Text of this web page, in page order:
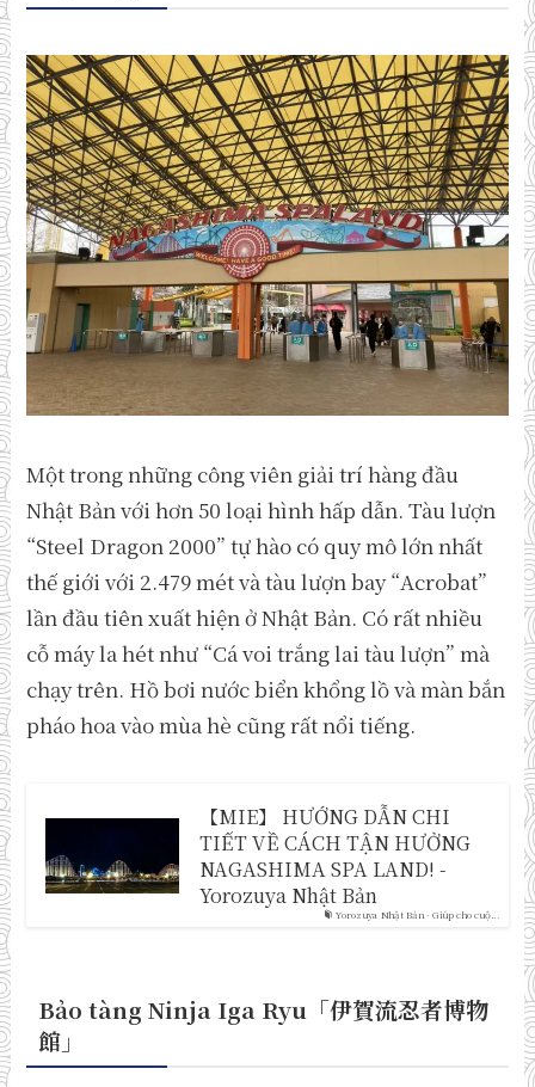
Một trong những công viên giải trí hàng đầu
Nhật Bản với hơn 50 loại hình hấp dẫn. Tàu lượn
“Steel Dragon 2000” tự hào có quy mô lớn nhất
thế giới với 2.479 mét và tàu lượn bay “Acrobat”
lần đầu tiên xuất hiện ở Nhật Bản. Có rất nhiều
cỗ máy la hét như “Cá voi trắng lai tàu lượn” mà
chạy trên. Hồ bơi nước biển khổng lồ và màn bắn
pháo hoa vào mùa hè cũng rất nổi tiếng.
Yorozuya Nhật Bản - Giúp cho cuộ...
【MIE】 HƯỚNG DẪN CHI
TIẾT VỀ CÁCH TẬN HƯỞNG
NAGASHIMA SPA LAND! -
Yorozuya Nhật Bản
Bảo tàng Ninja Iga Ryu「伊賀流忍者博物
館」